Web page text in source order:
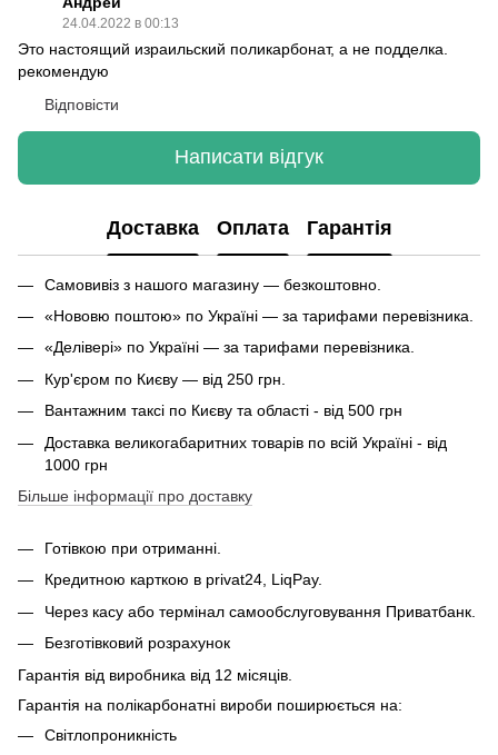
24.04.2022 в 00:13
Это настоящий израильский поликарбонат, а не подделка.
рекомендую
Відповісти
Написати відгук
Доставка Оплата Гарантія
Самовивіз з нашого магазину — безкоштовно.
«Нововю поштою» по Україні — за тарифами перевізника.
«Делівері» по Україні — за тарифами перевізника.
Кур'єром по Києву — від 250 грн.
Вантажним таксі по Києву та області - від 500 грн
Доставка великогабаритних товарів по всій Україні - від
1000 грн
Більше інформації про доставку
Готівкою при отриманні.
Кредитною карткою в privat24, LiqPay.
Через касу або термінал самообслуговування Приватбанк.
Безготівковий розрахунок
Гарантія від виробника від 12 місяців.
Гарантія на полікарбонатні вироби поширюється на:
Світлопроникність